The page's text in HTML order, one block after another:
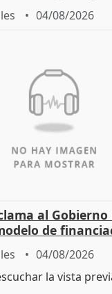
04/08/2026
al Gobierno
de
04/08/2026